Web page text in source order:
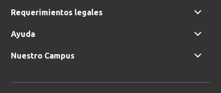
Requerimientos legales
Ayuda
Nuestro Campus